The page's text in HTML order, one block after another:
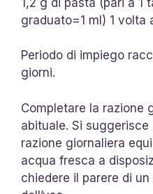
graduato=1 ml) 1 volta
Periodo di impiego
giorni.
Completare la razione
abituale. Si suggerisce
razione giornaliera
acqua fresca a
chiedere il parere di